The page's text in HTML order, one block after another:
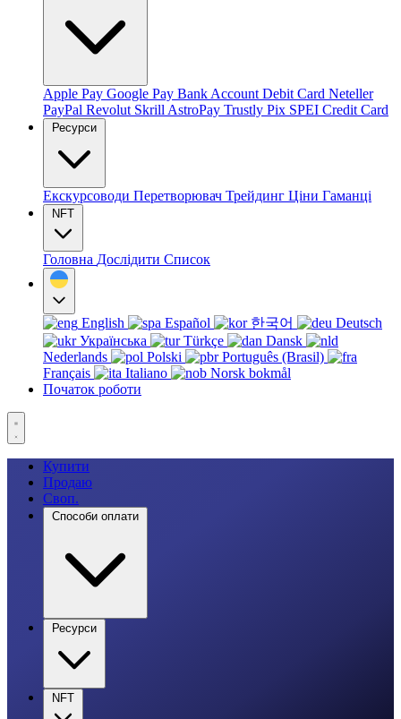
Apple Pay Google Pay Bank Account Debit Card Neteller
PayPal Revolut Skrill AstroPay Trustly Pix SPEI Credit Card
Ресурси
Екскурсоводи Перетворювач Трейдинг Ціни Гаманці
NFT
Головна Дослідити Список
English Español 한국어
Deutsch
Українська
Türkçe
Dansk
Nederlands
Polski
Português (Brasil)
Français
Italiano
Norsk bokmål
Початок роботи
Купити
Продаю
Своп.
Способи оплати
Ресурси
NFT